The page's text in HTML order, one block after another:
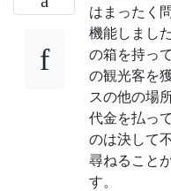
はまったく
機能しまし
の箱を持っ
の観光客を
スの他の場
代金を払っ
のは決して
尋ねること
す。